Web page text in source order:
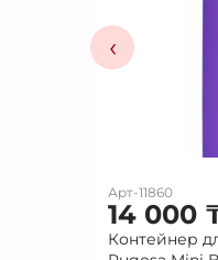
‹
Арт-11860
14 000
Контейнер